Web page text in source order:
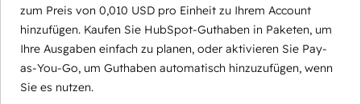
zum Preis von 0,010 USD pro Einheit zu Ihrem Account
hinzufügen. Kaufen Sie HubSpot-Guthaben in Paketen, um
Ihre Ausgaben einfach zu planen, oder aktivieren Sie Pay-
as-You-Go, um Guthaben automatisch hinzuzufügen, wenn
Sie es nutzen.